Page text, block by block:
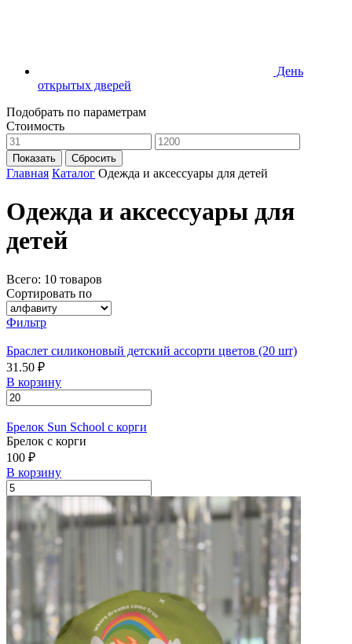
День
открытых дверей
Подобрать по параметрам
Стоимость
Показать Сбросить
Главная Каталог Одежда и аксессуары для детей
Одежда и аксессуары для
детей
Всего: 10 товаров
Cортировать по
Фильтр
Браслет силиконовый детский ассорти цветов (20 шт)
31.50 ₽
В корзину
Брелок Sun School с корги
Брелок с корги
100 ₽
В корзину